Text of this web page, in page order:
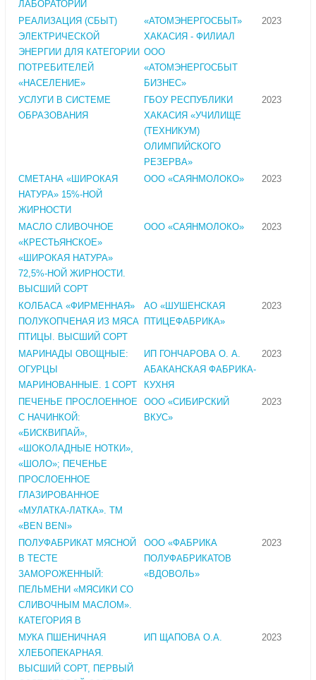
ЛАБОРАТОРИИ
РЕАЛИЗАЦИЯ (СБЫТ)
ЭЛЕКТРИЧЕСКОЙ
ЭНЕРГИИ ДЛЯ КАТЕГОРИИ
ПОТРЕБИТЕЛЕЙ
«НАСЕЛЕНИЕ»
«АТОМЭНЕРГОСБЫТ»
ХАКАСИЯ - ФИЛИАЛ
ООО
«АТОМЭНЕРГОСБЫТ
БИЗНЕС»
2023
УСЛУГИ В СИСТЕМЕ
ОБРАЗОВАНИЯ
ГБОУ РЕСПУБЛИКИ
ХАКАСИЯ «УЧИЛИЩЕ
(ТЕХНИКУМ)
ОЛИМПИЙСКОГО
РЕЗЕРВА»
2023
СМЕТАНА «ШИРОКАЯ
НАТУРА» 15%-НОЙ
ЖИРНОСТИ
ООО «САЯНМОЛОКО» 2023
МАСЛО СЛИВОЧНОЕ
«КРЕСТЬЯНСКОЕ»
«ШИРОКАЯ НАТУРА»
72,5%-НОЙ ЖИРНОСТИ.
ВЫСШИЙ СОРТ
ООО «САЯНМОЛОКО» 2023
КОЛБАСА «ФИРМЕННАЯ»
ПОЛУКОПЧЕНАЯ ИЗ МЯСА
ПТИЦЫ. ВЫСШИЙ СОРТ
АО «ШУШЕНСКАЯ
ПТИЦЕФАБРИКА»
2023
МАРИНАДЫ ОВОЩНЫЕ:
ОГУРЦЫ
МАРИНОВАННЫЕ. 1 СОРТ
ИП ГОНЧАРОВА О. А.
АБАКАНСКАЯ ФАБРИКА-
КУХНЯ
2023
ПЕЧЕНЬЕ ПРОСЛОЕННОЕ
С НАЧИНКОЙ:
«БИСКВИПАЙ»,
«ШОКОЛАДНЫЕ НОТКИ»,
«ШОЛО»; ПЕЧЕНЬЕ
ПРОСЛОЕННОЕ
ГЛАЗИРОВАННОЕ
«МУЛАТКА-ЛАТКА». ТМ
«BEN BENI»
ООО «СИБИРСКИЙ
ВКУС»
2023
ПОЛУФАБРИКАТ МЯСНОЙ
В ТЕСТЕ
ЗАМОРОЖЕННЫЙ:
ПЕЛЬМЕНИ «МЯСИКИ СО
СЛИВОЧНЫМ МАСЛОМ».
КАТЕГОРИЯ В
ООО «ФАБРИКА
ПОЛУФАБРИКАТОВ
«ВДОВОЛЬ»
2023
МУКА ПШЕНИЧНАЯ
ХЛЕБОПЕКАРНАЯ.
ВЫСШИЙ СОРТ, ПЕРВЫЙ
ИП ЩАПОВА О.А. 2023